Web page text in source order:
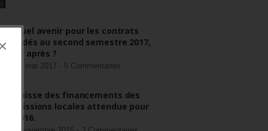
Quel avenir pour les contrats
aidés au second semestre 2017,
et après ?
22 mai 2017 - 5 Commentaires
Baisse des financements des
missions locales attendue pour
2016.